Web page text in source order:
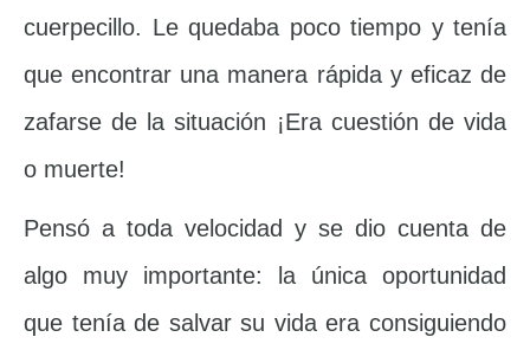
cuerpecillo. Le quedaba poco tiempo y tenía
que encontrar una manera rápida y eficaz de
zafarse de la situación ¡Era cuestión de vida
o muerte!
Pensó a toda velocidad y se dio cuenta de
algo muy importante: la única oportunidad
que tenía de salvar su vida era consiguiendo